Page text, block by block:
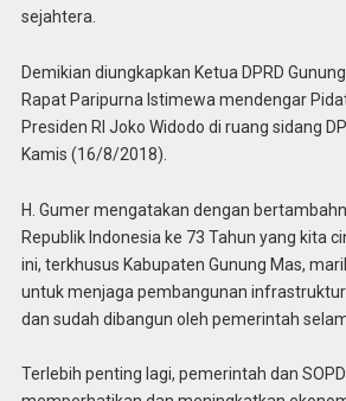
sejahtera.
Demikian diungkapkan Ketua DPRD
Rapat Paripurna Istimewa mendengar
Presiden RI Joko Widodo di ruang sidang
Kamis (16/8/2018).
H. Gumer mengatakan dengan
Republik Indonesia ke 73 Tahun yang kita
ini, terkhusus Kabupaten Gunung Mas,
untuk menjaga pembangunan
dan sudah dibangun oleh pemerintah
Terlebih penting lagi, pemerintah dan